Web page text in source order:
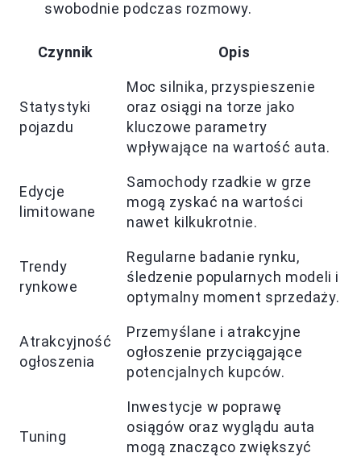
swobodnie podczas rozmowy.
Czynnik Opis
Statystyki
pojazdu
Moc silnika, przyspieszenie
oraz osiągi na torze jako
kluczowe parametry
wpływające na wartość auta.
Edycje
limitowane
Samochody rzadkie w grze
mogą zyskać na wartości
nawet kilkukrotnie.
Trendy
rynkowe
Regularne badanie rynku,
śledzenie popularnych modeli i
optymalny moment sprzedaży.
Atrakcyjność
ogłoszenia
Przemyślane i atrakcyjne
ogłoszenie przyciągające
potencjalnych kupców.
Tuning
Inwestycje w poprawę
osiągów oraz wyglądu auta
mogą znacząco zwiększyć